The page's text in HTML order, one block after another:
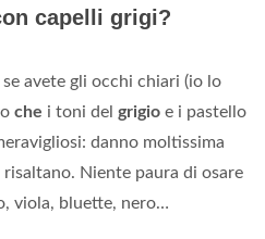
capelli grigi?
avete gli occhi chiari (io lo
che i toni del grigio e i pastello
danno moltissima
risaltano. Niente paura di osare
viola, bluette, nero…